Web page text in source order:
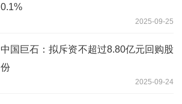
0.1%
2025-09-25
中国巨石：拟斥资不超过8.80亿元回购股
份
2025-09-24